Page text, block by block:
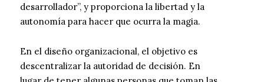
desarrollador”, y proporciona la libertad y la
autonomía para hacer que ocurra la magia.
En el diseño organizacional, el objetivo es
descentralizar la autoridad de decisión. En